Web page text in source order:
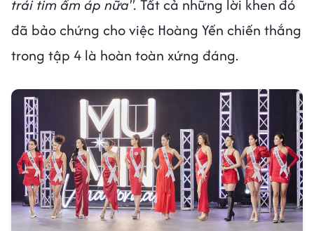
trái tim ấm áp nữa". Tất cả những lời khen đó
đã bảo chứng cho việc Hoàng Yến chiến thắng
trong tập 4 là hoàn toàn xứng đáng.